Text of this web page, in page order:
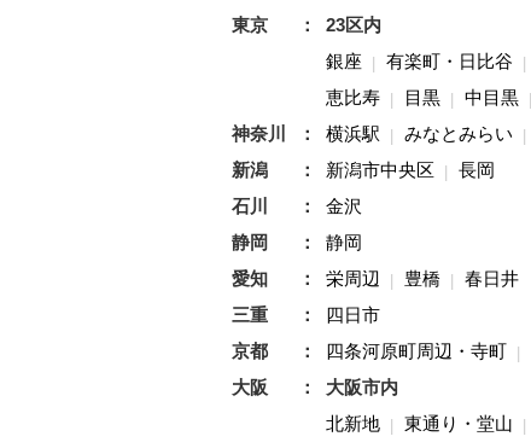
東京
23区内
銀座
有楽町・日比谷
恵比寿
目黒 中目黒
神奈川
横浜駅 みなとみらい
新潟
新潟市中央区
長岡
石川
金沢
静岡
静岡
愛知
栄周辺 豊橋
春日井
三重
四日市
京都
四条河原町周辺・寺町
大阪
大阪市内
北新地
東通り・堂山